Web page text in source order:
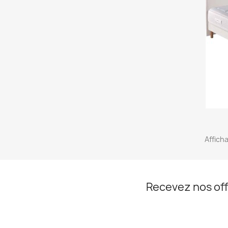
Recevez nos